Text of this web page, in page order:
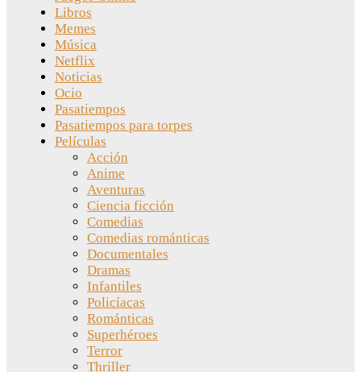
Libros
Memes
Música
Netflix
Noticias
Ocio
Pasatiempos
Pasatiempos para torpes
Películas
Acción
Anime
Aventuras
Ciencia ficción
Comedias
Comedias románticas
Documentales
Dramas
Infantiles
Policíacas
Románticas
Superhéroes
Terror
Thriller